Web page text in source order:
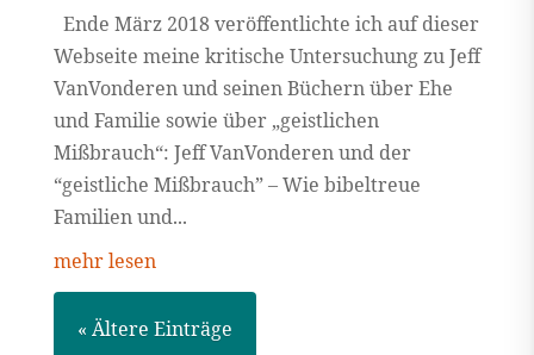
Ende März 2018 veröffentlichte ich auf dieser
Webseite meine kritische Untersuchung zu Jeff
VanVonderen und seinen Büchern über Ehe
und Familie sowie über „geistlichen
Mißbrauch“: Jeff VanVonderen und der
“geistliche Mißbrauch” – Wie bibeltreue
Familien und...
mehr lesen
« Ältere Einträge